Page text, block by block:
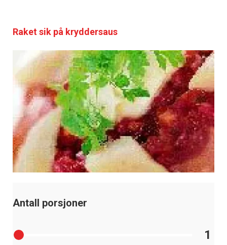
Raket sik på kryddersaus
Antall porsjoner
1